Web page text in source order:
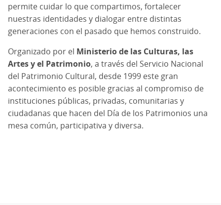
permite cuidar lo que compartimos, fortalecer
nuestras identidades y dialogar entre distintas
generaciones con el pasado que hemos construido.
Organizado por el Ministerio de las Culturas, las
Artes y el Patrimonio, a través del Servicio Nacional
del Patrimonio Cultural, desde 1999 este gran
acontecimiento es posible gracias al compromiso de
instituciones públicas, privadas, comunitarias y
ciudadanas que hacen del Día de los Patrimonios una
mesa común, participativa y diversa.